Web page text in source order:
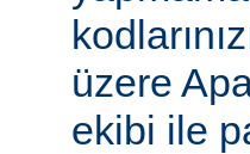
üzere
ekibi ile